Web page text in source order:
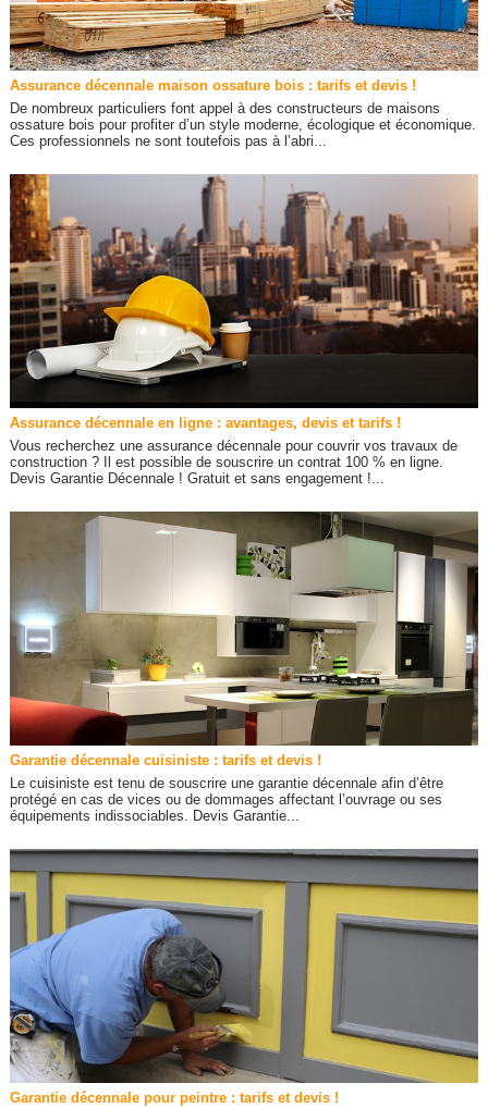
Assurance décennale maison ossature bois : tarifs et devis !
De nombreux particuliers font appel à des constructeurs de maisons
ossature bois pour profiter d’un style moderne, écologique et économique.
Ces professionnels ne sont toutefois pas à l’abri...
Assurance décennale en ligne : avantages, devis et tarifs !
Vous recherchez une assurance décennale pour couvrir vos travaux de
construction ? Il est possible de souscrire un contrat 100 % en ligne.
Devis Garantie Décennale ! Gratuit et sans engagement !...
Garantie décennale cuisiniste : tarifs et devis !
Le cuisiniste est tenu de souscrire une garantie décennale afin d’être
protégé en cas de vices ou de dommages affectant l’ouvrage ou ses
équipements indissociables. Devis Garantie...
Garantie décennale pour peintre : tarifs et devis !